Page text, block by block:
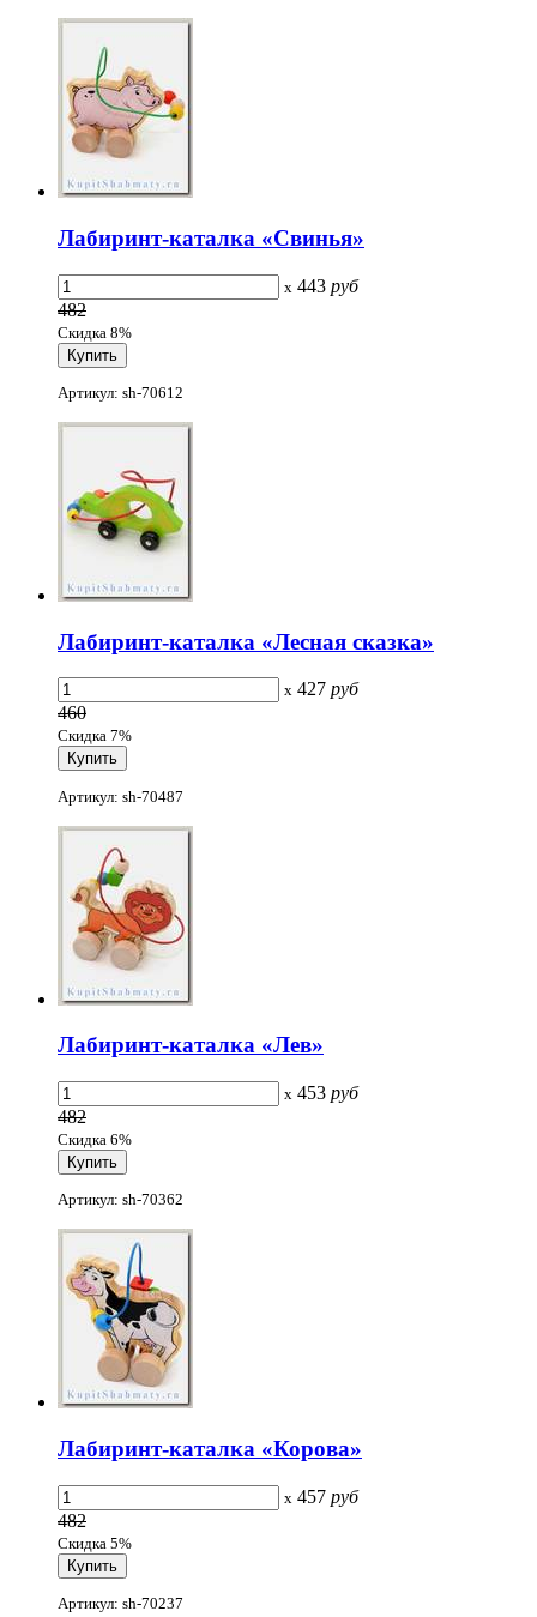
Лабиринт-каталка «Свинья»
x 443 руб
482
Скидка 8%
Артикул: sh-70612
Лабиринт-каталка «Лесная сказка»
x 427 руб
460
Скидка 7%
Артикул: sh-70487
Лабиринт-каталка «Лев»
x 453 руб
482
Скидка 6%
Артикул: sh-70362
Лабиринт-каталка «Корова»
x 457 руб
482
Скидка 5%
Артикул: sh-70237